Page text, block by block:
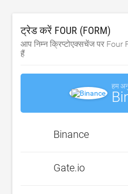
ट्रेड करें FOUR (FORM)
आप निम्न क्रिप्टोएक्सचेंज पर
हैं
हम
Binance
Gate.io